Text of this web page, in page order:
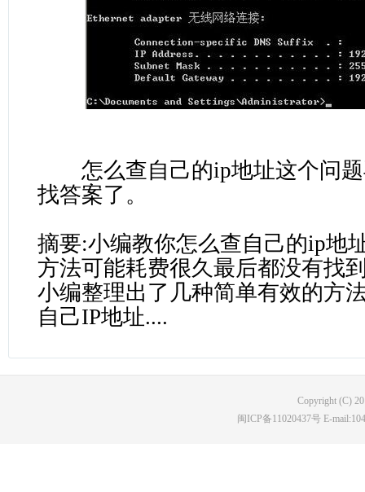
怎么查自己的ip地址这个问题
找答案了。
摘要:小编教你怎么查自己的ip地
方法可能耗费很久最后都没有找
小编整理出了几种简单有效的方
自己IP地址....
Copyright (C)
闽ICP备11020437号 E-